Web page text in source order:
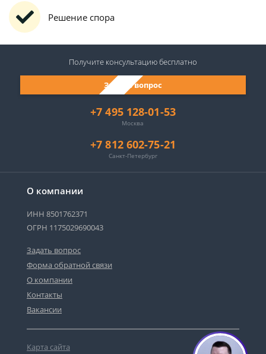
Решение спора
О компании
ИНН 8501762371
ОГРН 1175029690043
Задать вопрос
Форма обратной связи
О компании
Контакты
Вакансии
Карта сайта
+7 495 128-01-53
Москва
+7 812 602-75-21
Санкт-Петербург
Задать вопрос
Получите консультациюбесплатно